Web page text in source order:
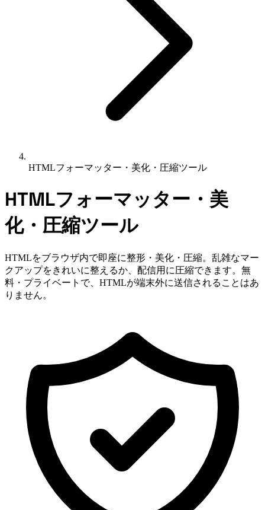
HTMLフォーマッター・美化・圧縮ツール
HTMLフォーマッター・美
化・圧縮ツール
HTMLをブラウザ内で即座に整形・美化・圧縮。乱雑なマー
クアップをきれいに整えるか、配信用に圧縮できます。無
料・プライベートで、HTMLが端末外に送信されることはあ
りません。